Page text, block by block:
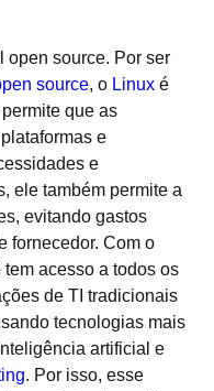
open source. Por ser
source, o Linux é
que as
e
e
ele também permite a
evitando gastos
fornecedor. Com o
tem acesso a todos os
de TI tradicionais
tecnologias mais
artificial e
. Por isso, esse